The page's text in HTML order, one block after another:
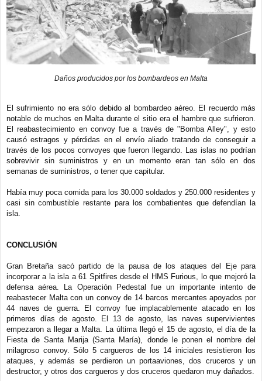
Daños producidos por los bombardeos en Malta
El sufrimiento no era sólo debido al bombardeo aéreo. El recuerdo más
notable de muchos en Malta durante el sitio era el hambre que sufrieron.
El reabastecimiento en convoy fue a través de "Bomba Alley", y esto
causó estragos y pérdidas en el envío aliado tratando de conseguir a
través de los pocos convoyes que fueron llegando. Las islas no podrían
sobrevivir sin suministros y en un momento eran tan sólo en dos
semanas de suministros, o tener que capitular.
Había muy poca comida para los 30.000 soldados y 250.000 residentes y
casi sin combustible restante para los combatientes que defendían la
isla.
CONCLUSIÓN
Gran Bretaña sacó partido de la pausa de los ataques del Eje para
incorporar a la isla a 61 Spitfires desde el HMS Furious, lo que mejoró la
defensa aérea. La Operación Pedestal fue un importante intento de
reabastecer Malta con un convoy de 14 barcos mercantes apoyados por
44 naves de guerra. El convoy fue implacablemente atacado en los
primeros días de agosto. El 13 de agosto, las naves supervivientes
empezaron a llegar a Malta. La última llegó el 15 de agosto, el día de la
Fiesta de Santa Marija (Santa María), donde le ponen el nombre del
milagroso convoy. Sólo 5 cargueros de los 14 iniciales resistieron los
ataques, y además se perdieron un portaaviones, dos cruceros y un
destructor, y otros dos cargueros y dos cruceros quedaron muy dañados.